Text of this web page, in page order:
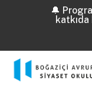
content
🔔